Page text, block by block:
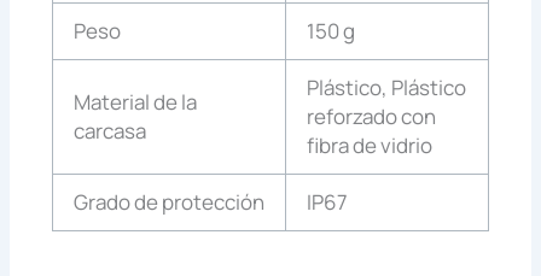
Peso 150 g
Material de la
carcasa
Plástico, Plástico
reforzado con
fibra de vidrio
Grado de protección IP67